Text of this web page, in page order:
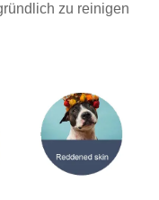
zu reinigen